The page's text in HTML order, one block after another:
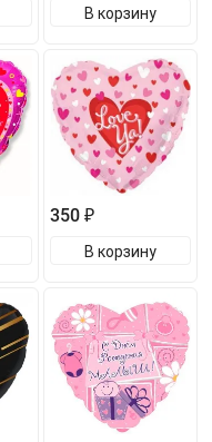
В корзину
350 ₽
В корзину